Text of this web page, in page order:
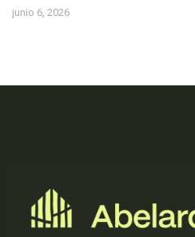
junio 6, 2026